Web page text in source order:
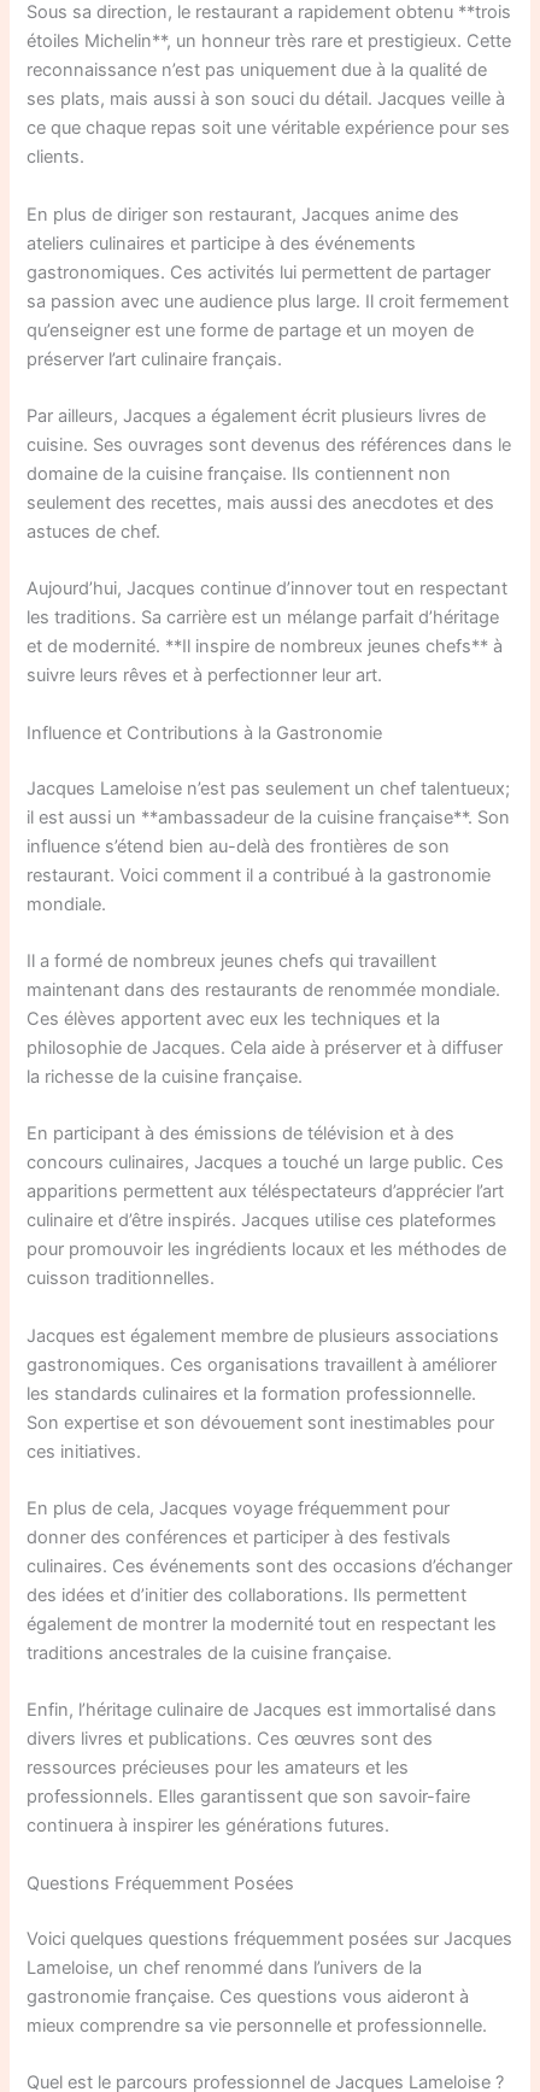
Sous sa direction, le restaurant a rapidement obtenu **trois
étoiles Michelin**, un honneur très rare et prestigieux. Cette
reconnaissance n’est pas uniquement due à la qualité de
ses plats, mais aussi à son souci du détail. Jacques veille à
ce que chaque repas soit une véritable expérience pour ses
clients.
En plus de diriger son restaurant, Jacques anime des
ateliers culinaires et participe à des événements
gastronomiques. Ces activités lui permettent de partager
sa passion avec une audience plus large. Il croit fermement
qu’enseigner est une forme de partage et un moyen de
préserver l’art culinaire français.
Par ailleurs, Jacques a également écrit plusieurs livres de
cuisine. Ses ouvrages sont devenus des références dans le
domaine de la cuisine française. Ils contiennent non
seulement des recettes, mais aussi des anecdotes et des
astuces de chef.
Aujourd’hui, Jacques continue d’innover tout en respectant
les traditions. Sa carrière est un mélange parfait d’héritage
et de modernité. **Il inspire de nombreux jeunes chefs** à
suivre leurs rêves et à perfectionner leur art.
Influence et Contributions à la Gastronomie
Jacques Lameloise n’est pas seulement un chef talentueux;
il est aussi un **ambassadeur de la cuisine française**. Son
influence s’étend bien au-delà des frontières de son
restaurant. Voici comment il a contribué à la gastronomie
mondiale.
Il a formé de nombreux jeunes chefs qui travaillent
maintenant dans des restaurants de renommée mondiale.
Ces élèves apportent avec eux les techniques et la
philosophie de Jacques. Cela aide à préserver et à diffuser
la richesse de la cuisine française.
En participant à des émissions de télévision et à des
concours culinaires, Jacques a touché un large public. Ces
apparitions permettent aux téléspectateurs d’apprécier l’art
culinaire et d’être inspirés. Jacques utilise ces plateformes
pour promouvoir les ingrédients locaux et les méthodes de
cuisson traditionnelles.
Jacques est également membre de plusieurs associations
gastronomiques. Ces organisations travaillent à améliorer
les standards culinaires et la formation professionnelle.
Son expertise et son dévouement sont inestimables pour
ces initiatives.
En plus de cela, Jacques voyage fréquemment pour
donner des conférences et participer à des festivals
culinaires. Ces événements sont des occasions d’échanger
des idées et d’initier des collaborations. Ils permettent
également de montrer la modernité tout en respectant les
traditions ancestrales de la cuisine française.
Enfin, l’héritage culinaire de Jacques est immortalisé dans
divers livres et publications. Ces œuvres sont des
ressources précieuses pour les amateurs et les
professionnels. Elles garantissent que son savoir-faire
continuera à inspirer les générations futures.
Questions Fréquemment Posées
Voici quelques questions fréquemment posées sur Jacques
Lameloise, un chef renommé dans l’univers de la
gastronomie française. Ces questions vous aideront à
mieux comprendre sa vie personnelle et professionnelle.
Quel est le parcours professionnel de Jacques Lameloise ?